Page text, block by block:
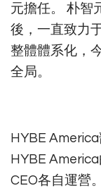
元擔任。 朴智
後，一直致力
整體體系化，
全局。
HYBE
HYBE
CEO各自運營